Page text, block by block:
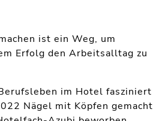
ist ein Weg, um
Erfolg den Arbeitsalltag zu
im Hotel fasziniert
Nägel mit Köpfen gemacht